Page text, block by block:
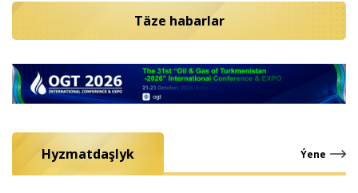
Täze habarlar
Hyzmatdaşlyk Ýene